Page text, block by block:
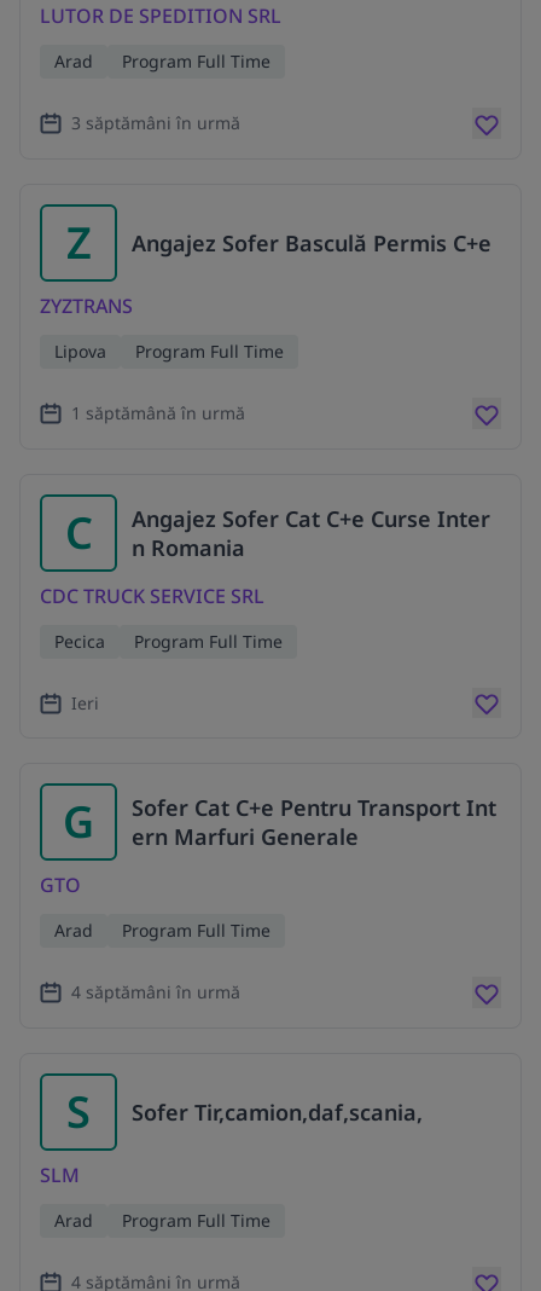
LUTOR DE SPEDITION SRL
Arad Program Full Time
3 săptămâni în urmă
Z Angajez Sofer Basculă Permis C+e
ZYZTRANS
Lipova Program Full Time
1 săptămână în urmă
C
Angajez Sofer Cat C+e Curse Inter
n Romania
CDC TRUCK SERVICE SRL
Pecica Program Full Time
Ieri
G
Sofer Cat C+e Pentru Transport Int
ern Marfuri Generale
GTO
Arad Program Full Time
4 săptămâni în urmă
S Sofer Tir,camion,daf,scania,
SLM
Arad Program Full Time
4 săptămâni în urmă